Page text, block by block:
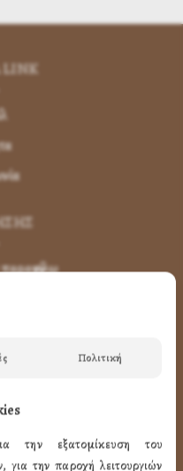
Παραγγελία
ΜΑΣ
Πολιτική
την εξατομίκευση του
για την παροχή λειτουργιών